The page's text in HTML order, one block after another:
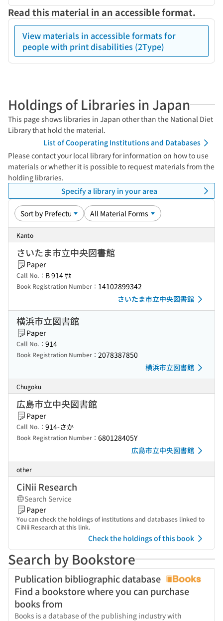
Read this material in an accessible format.
View materials in accessible formats for
people with print disabilities (2Type)
Holdings of Libraries in Japan
This page shows libraries in Japan other than the National Diet
Library that hold the material.
List of Cooperating Institutions and Databases
Please contact your local library for information on how to use
materials or whether it is possible to request materials from the
holding libraries.
Specify a library in your area
Kanto
さいたま市立中央図書館
Paper
Call No.： B 914 ｻｶ
Book Registration Number： 14102899342
さいたま市立中央図書館
横浜市立図書館
Paper
Call No.： 914
Book Registration Number： 2078387850
横浜市立図書館
Chugoku
広島市立中央図書館
Paper
Call No.： 914-さか
Book Registration Number： 680128405Y
広島市立中央図書館
other
CiNii Research
Search Service
Paper
You can check the holdings of institutions and databases linked to
CiNii Research at this link.
Check the holdings of this book
Search by Bookstore
Publication bibliographic database
Find a bookstore where you can purchase
books from
Books is a database of the publishing industry with